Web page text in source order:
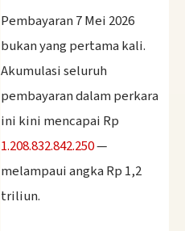
‎Pembayaran 7 Mei 2026
bukan yang pertama kali.
Akumulasi seluruh
pembayaran dalam perkara
ini kini mencapai Rp
1.208.832.842.250—
melampaui angka Rp 1,2
triliun.